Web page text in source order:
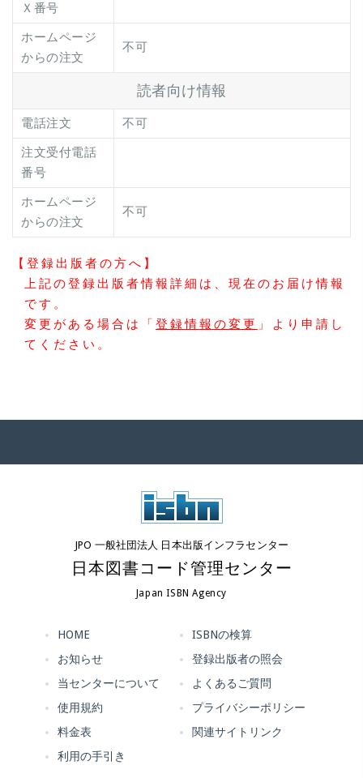
Ｘ番号
ホームページ
からの注文
不可
読者向け情報
電話注文
不可
注文受付電話
番号
ホームページ
からの注文
不可
【登録出版者の方へ】
上記の登録出版者情報詳細は、現在のお届け情報
です。
変更がある場合は「 登録情報の変更 」より申請し
てください。
JPO 一般社団法人 日本出版インフラセンター
日本図書コード管理センター
Japan ISBN Agency
HOME
お知らせ
当センターについて
使用規約
料金表
利用の手引き
ISBNの検算
登録出版者の照会
よくあるご質問
プライバシーポリシー
関連サイトリンク